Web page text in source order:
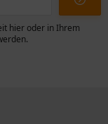
hier oder in Ihrem